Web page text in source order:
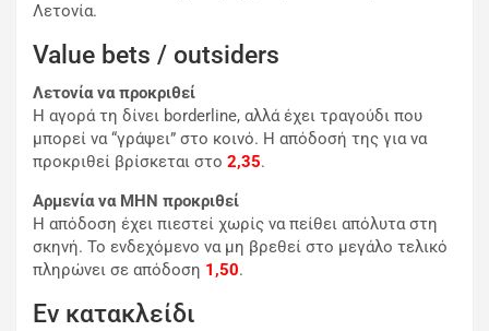
Λετονία.
Value bets / outsiders
Λετονία να προκριθεί
Η αγορά τη δίνει borderline, αλλά έχει τραγούδι που
μπορεί να “γράψει” στο κοινό. Η απόδοσή της για να
προκριθεί βρίσκεται στο 2,35.
Αρμενία να ΜΗΝ προκριθεί
Η απόδοση έχει πιεστεί χωρίς να πείθει απόλυτα στη
σκηνή. Το ενδεχόμενο να μη βρεθεί στο μεγάλο τελικό
πληρώνει σε απόδοση 1,50.
Εν κατακλείδι